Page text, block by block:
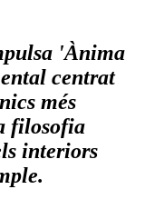
'Ànima
centrat
més
filosofia
interiors